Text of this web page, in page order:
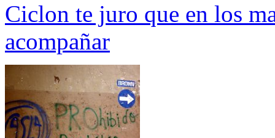
Ciclon te juro que en los
acompañar